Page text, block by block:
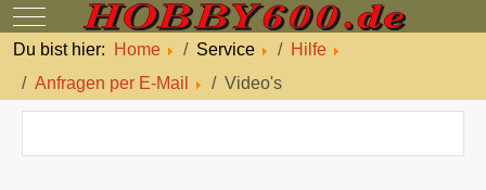
Mobile Menu Toggle
Du bist hier:
Home Service
Hilfe
Anfragen per E-Mail
Video's